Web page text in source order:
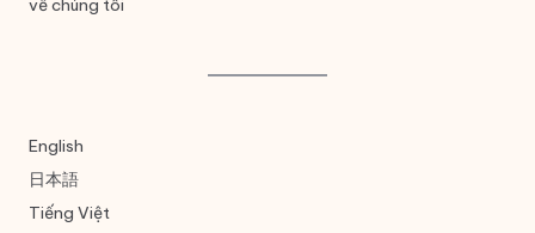
về chúng tôi
English
日本語
Tiếng Việt